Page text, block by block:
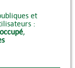
et
:
,